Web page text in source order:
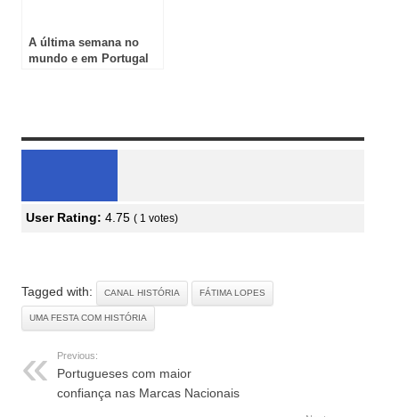
A última semana no
mundo e em Portugal
User Rating: 4.75 ( 1 votes)
Tagged with: CANAL HISTÓRIA FÁTIMA LOPES
UMA FESTA COM HISTÓRIA
Previous:
Portugueses com maior
confiança nas Marcas Nacionais